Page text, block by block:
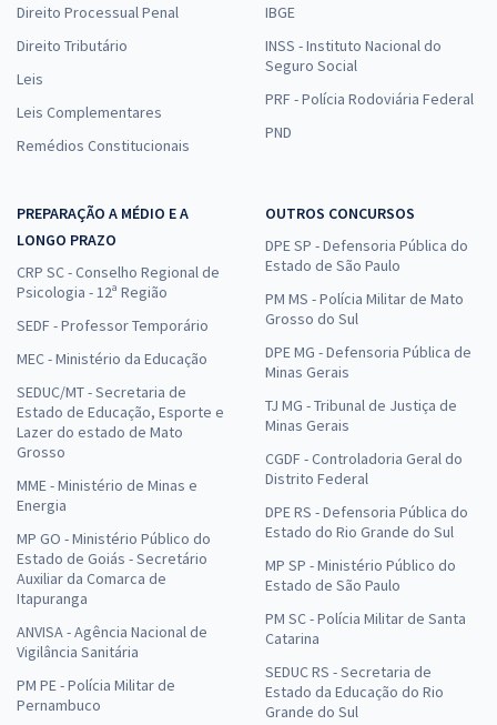
Direito Processual Penal
Direito Tributário
Leis
Leis Complementares
Remédios Constitucionais
IBGE
INSS - Instituto Nacional do
Seguro Social
PRF - Polícia Rodoviária Federal
PND
PREPARAÇÃO A MÉDIO E A
LONGO PRAZO
CRP SC - Conselho Regional de
Psicologia - 12ª Região
SEDF - Professor Temporário
MEC - Ministério da Educação
SEDUC/MT - Secretaria de
Estado de Educação, Esporte e
Lazer do estado de Mato
Grosso
MME - Ministério de Minas e
Energia
MP GO - Ministério Público do
Estado de Goiás - Secretário
Auxiliar da Comarca de
Itapuranga
ANVISA - Agência Nacional de
Vigilância Sanitária
PM PE - Polícia Militar de
Pernambuco
OUTROS CONCURSOS
DPE SP - Defensoria Pública do
Estado de São Paulo
PM MS - Polícia Militar de Mato
Grosso do Sul
DPE MG - Defensoria Pública de
Minas Gerais
TJ MG - Tribunal de Justiça de
Minas Gerais
CGDF - Controladoria Geral do
Distrito Federal
DPE RS - Defensoria Pública do
Estado do Rio Grande do Sul
MP SP - Ministério Público do
Estado de São Paulo
PM SC - Polícia Militar de Santa
Catarina
SEDUC RS - Secretaria de
Estado da Educação do Rio
Grande do Sul